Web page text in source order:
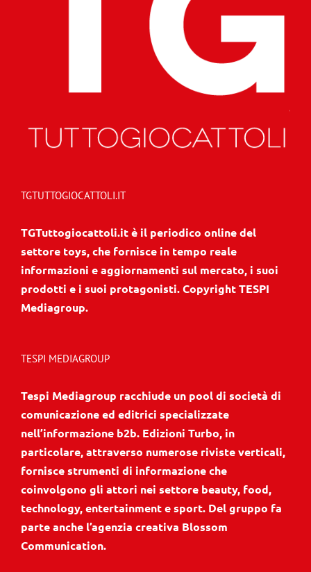
TGTUTTOGIOCATTOLI.IT
TGTuttogiocattoli.it è il periodico online del
settore toys, che fornisce in tempo reale
informazioni e aggiornamenti sul mercato, i suoi
prodotti e i suoi protagonisti. Copyright TESPI
Mediagroup.
TESPI MEDIAGROUP
Tespi Mediagroup racchiude un pool di società di
comunicazione ed editrici specializzate
nell’informazione b2b. Edizioni Turbo, in
particolare, attraverso numerose riviste verticali,
fornisce strumenti di informazione che
coinvolgono gli attori nei settore beauty, food,
technology, entertainment e sport. Del gruppo fa
parte anche l’agenzia creativa Blossom
Communication.